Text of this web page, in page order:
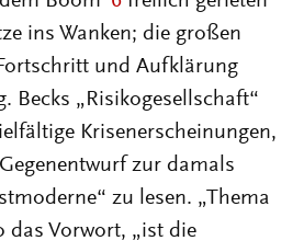
ins Wanken; die großen
und Aufklärung
Becks „Risikogesellschaft“
Krisenerscheinungen,
zur damals
zu lesen. „Thema
das Vorwort, „ist die